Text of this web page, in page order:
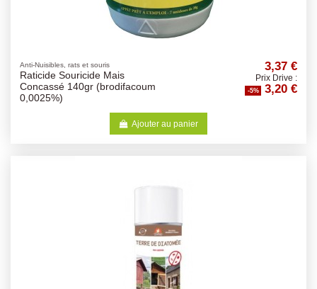
Anti-Nuisibles, rats et souris
Raticide Souricide Mais
Concassé 140gr (brodifacoum
0,0025%)
3,37 €
Prix Drive :
-5% 3,20 €
Ajouter au panier